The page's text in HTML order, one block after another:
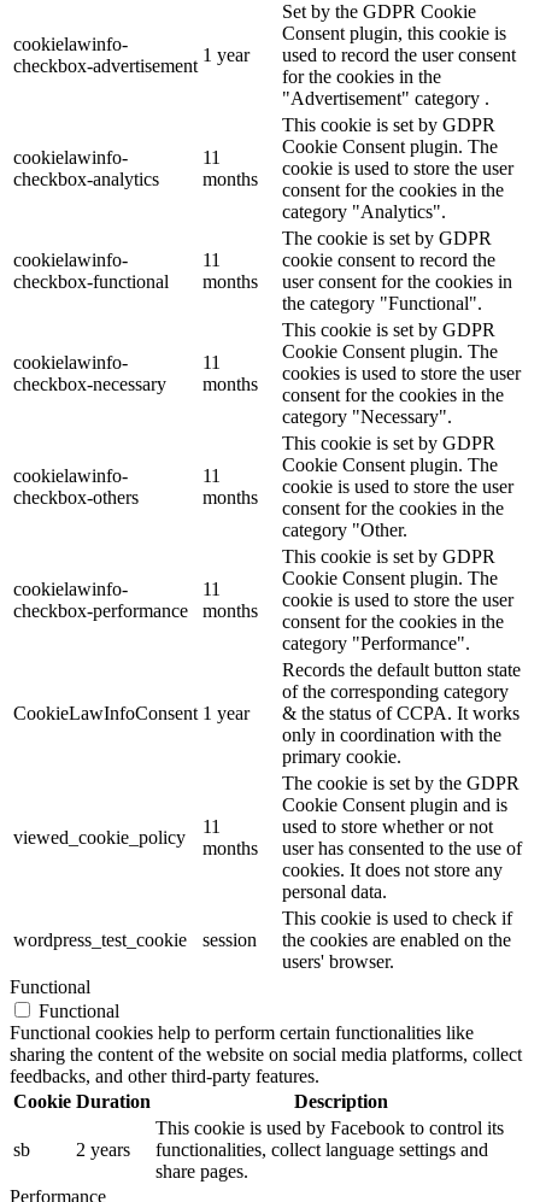
cookielawinfo-
checkbox-advertisement
1 year
Set by the GDPR Cookie
Consent plugin, this cookie is
used to record the user consent
for the cookies in the
"Advertisement" category .
cookielawinfo-
checkbox-analytics
11
months
This cookie is set by GDPR
Cookie Consent plugin. The
cookie is used to store the user
consent for the cookies in the
category "Analytics".
cookielawinfo-
checkbox-functional
11
months
The cookie is set by GDPR
cookie consent to record the
user consent for the cookies in
the category "Functional".
cookielawinfo-
checkbox-necessary
11
months
This cookie is set by GDPR
Cookie Consent plugin. The
cookies is used to store the user
consent for the cookies in the
category "Necessary".
cookielawinfo-
checkbox-others
11
months
This cookie is set by GDPR
Cookie Consent plugin. The
cookie is used to store the user
consent for the cookies in the
category "Other.
cookielawinfo-
checkbox-performance
11
months
This cookie is set by GDPR
Cookie Consent plugin. The
cookie is used to store the user
consent for the cookies in the
category "Performance".
CookieLawInfoConsent 1 year
Records the default button state
of the corresponding category
& the status of CCPA. It works
only in coordination with the
primary cookie.
viewed_cookie_policy
11
months
The cookie is set by the GDPR
Cookie Consent plugin and is
used to store whether or not
user has consented to the use of
cookies. It does not store any
personal data.
wordpress_test_cookie session
This cookie is used to check if
the cookies are enabled on the
users' browser.
Functional
Functional
Functional cookies help to perform certain functionalities like
sharing the content of the website on social media platforms, collect
feedbacks, and other third-party features.
Cookie Duration Description
sb 2 years
This cookie is used by Facebook to control its
functionalities, collect language settings and
share pages.
Performance